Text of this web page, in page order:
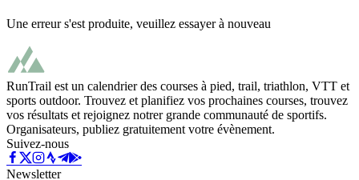
Une erreur s'est produite, veuillez essayer à nouveau
RunTrail est un calendrier des courses à pied, trail, triathlon, VTT et
sports outdoor. Trouvez et planifiez vos prochaines courses, trouvez
vos résultats et rejoignez notrer grande communauté de sportifs.
Organisateurs, publiez gratuitement votre évènement.
Suivez-nous
Newsletter